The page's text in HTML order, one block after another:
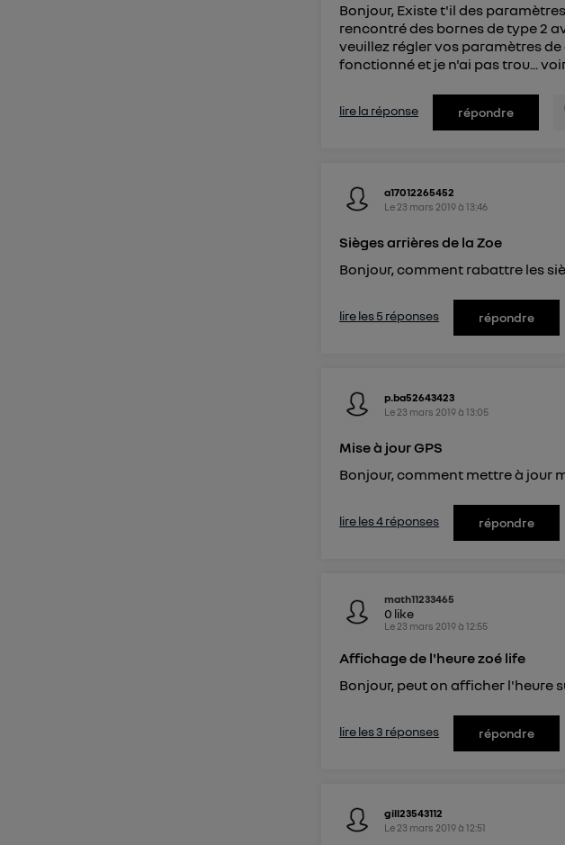
Bonjour, Existe t'il des
rencontré des bornes de type 2
veuillez régler vos paramètres
fonctionné et je n'ai pas trou...
lire la réponse répondre
a17012265452
Le 23 mars 2019à13:46
Sièges arrières de la Zoe
Bonjour, comment rabattre les
lire les 5 réponses répondre
p.ba52643423
Le 23 mars 2019à13:05
Mise à jour GPS
Bonjour, comment mettre à jour
lire les 4 réponses répondre
math11233465
0 like
Le 23 mars 2019à12:55
Affichage de l'heure zoé life
Bonjour, peut on afficher l'heure
lire les 3 réponses répondre
gill23543112
Le 23 mars 2019à12:51